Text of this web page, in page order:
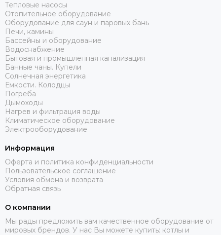
Тепловые насосы
Отопительное оборудование
Оборудование для саун и паровых бань
Печи, камины
Бассейны и оборудование
Водоснабжение
Бытовая и промышленная канализация
Банные чаны. Купели
Солнечная энергетика
Емкости. Колодцы
Погреба
Дымоходы
Нагрев и фильтрация воды
Климатическое оборудование
Электрооборудование
Информация
Оферта и политика конфиденциальности
Пользовательское соглашение
Условия обмена и возврата
Обратная связь
О компании
Мы рады предложить вам качественное оборудование от
мировых брендов. У нас Вы можете купить: котлы и